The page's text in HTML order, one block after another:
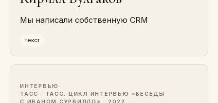
Мы написали собственную CRM
текст
ИНТЕРВЬЮ ·
ТАСС · ТАСС. ЦИКЛ ИНТЕРВЬЮ «БЕСЕДЫ
С ИВАНОМ СУРВИЛЛО» · 2022